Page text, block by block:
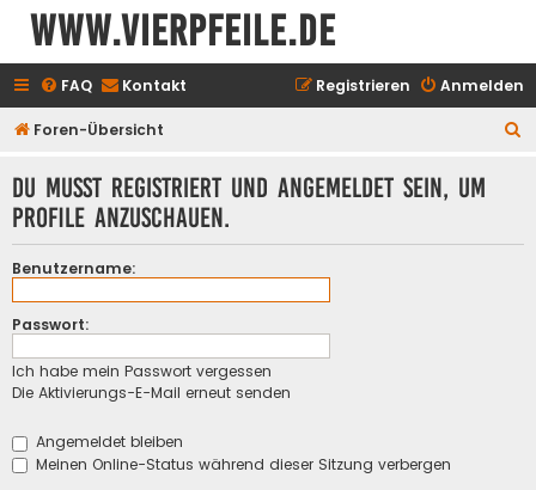
www.vierpfeile.de
FAQ Kontakt Anmelden
Registrieren
Foren-Übersicht
Du musst registriert und angemeldet sein, um
Profile anzuschauen.
Benutzername:
Passwort:
Ich habe mein Passwort vergessen
Die Aktivierungs-E-Mail erneut senden
Angemeldet bleiben
Meinen Online-Status während dieser Sitzung verbergen